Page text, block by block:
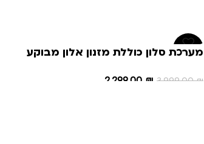
-43%
מערכת סלון כוללת מזנון אלון מבוקע
3,999.00₪
2,299.00 ₪